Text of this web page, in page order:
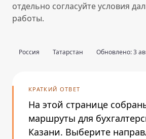
отдельно согласуйте условия
работы.
Россия Татарстан Обновлено: 3
КРАТКИЙ ОТВЕТ
На этой странице
маршруты для
Казани. Выберите